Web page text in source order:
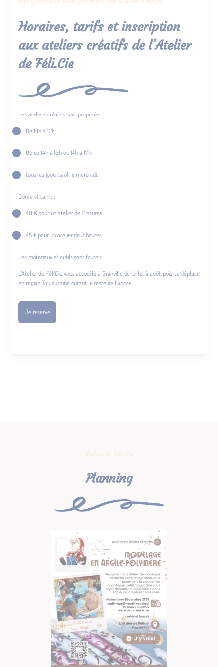
Horaires, tarifs et inscription
aux ateliers créatifs de l’Atelier
de Féli.Cie
Les ateliers créatifs sont proposés :
De 10h à 12h,
Ou de 14h à 16h ou 14h à 17h,
tous les jours sauf le mercredi.
Durée et tarifs :
40 € pour un atelier de 2 heures
45 € pour un atelier de 3 heures
Les matériaux et outils sont fournis.
L’Atelier de Féli.Cie vous accueille à Granville de juillet à août, puis se déplace
en région Toulousaine durant le reste de l’année.
Je réserve
Atelier de Féli.Cie
Planning